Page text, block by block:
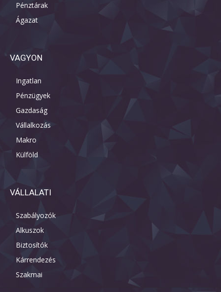
Pénztárak
Ágazat
VAGYON
Ingatlan
Pénzügyek
Gazdaság
Vállalkozás
Makro
Külföld
VÁLLALATI
Szabályozók
Alkuszok
Biztosítók
Kárrendezés
Szakmai